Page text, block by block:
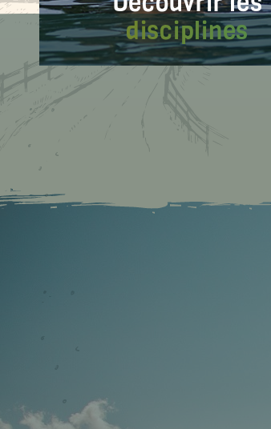
disciplines